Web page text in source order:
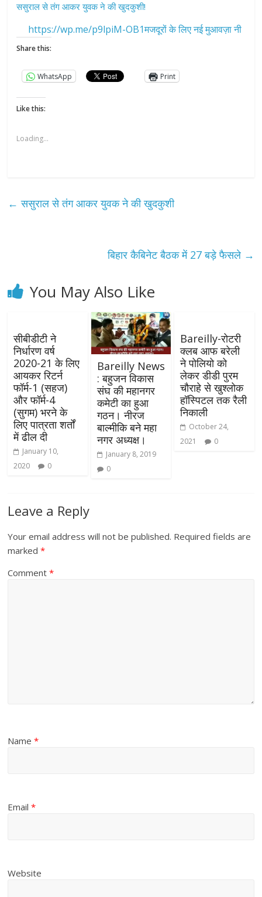
ससुराल से तंग आकर युवक ने की खुदकुशी!
https://wp.me/p9lpiM-OB1मजदूरों के लिए नई मुआवज़ा नी
Share this:
WhatsApp Print
Like this:
Loading...
← ससुराल से तंग आकर युवक ने की खुदकुशी
बिहार कैबिनेट बैठक में 27 बड़े फैसले →
You May Also Like
सीबीडीटी ने
निर्धारण वर्ष
2020-21 के लिए
आयकर रिटर्न
फॉर्म-1 (सहज)
और फॉर्म-4
(सुगम) भरने के
लिए पात्रता शर्तों
में ढील दी
January 10,
2020
0
Bareilly News
: बहुजन विकास
संघ की महानगर
कमेटी का हुआ
गठन। नीरज
बाल्मीकि बने महा
नगर अध्यक्ष।
January 8, 2019
0
Bareilly-रोटरी
क्लब आफ बरेली
ने पोलियो को
लेकर डीडी पुरम
चौराहे से खुश्लोक
हॉस्पिटल तक रैली
निकाली
October 24,
2021
0
Leave a Reply
Your email address will not be published. Required fields are
marked*
Comment*
Name*
Email*
Website